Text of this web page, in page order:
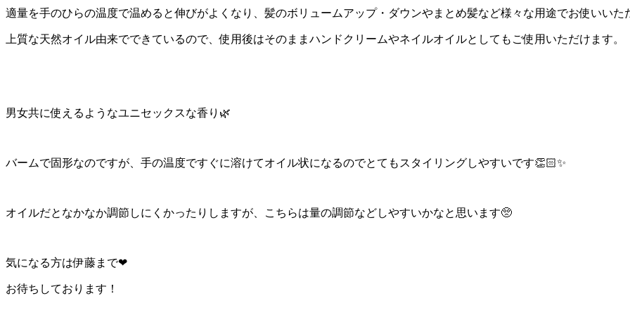
適量を手のひらの温度で温めると伸びがよくなり、髪のボリュームアップ・ダウンやまとめ髪など様々な用途でお使いいた
上質な天然オイル由来でできているので、使用後はそのままハンドクリームやネイルオイルとしてもご使用いただけます。
男女共に使えるようなユニセックスな香り🌿
バームで固形なのですが、手の温度ですぐに溶けてオイル状になるのでとてもスタイリングしやすいです👏🏻✨
オイルだとなかなか調節しにくかったりしますが、こちらは量の調節などしやすいかなと思います🥺
気になる方は伊藤まで❤︎
お待ちしております！